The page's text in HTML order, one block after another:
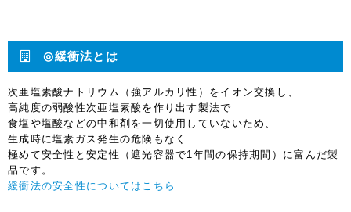
◎緩衝法とは
次亜塩素酸ナトリウム（強アルカリ性） をイオン交換し、
高純度の弱酸性次亜塩素酸を作り出す製法で
食塩や塩酸などの中和剤を一切使用していないため、
生成時に塩素ガス発生の危険もなく
極めて安全性と安定性（遮光容器で1年間の保持期間） に富んだ製
品です。
緩衝法の安全性についてはこちら